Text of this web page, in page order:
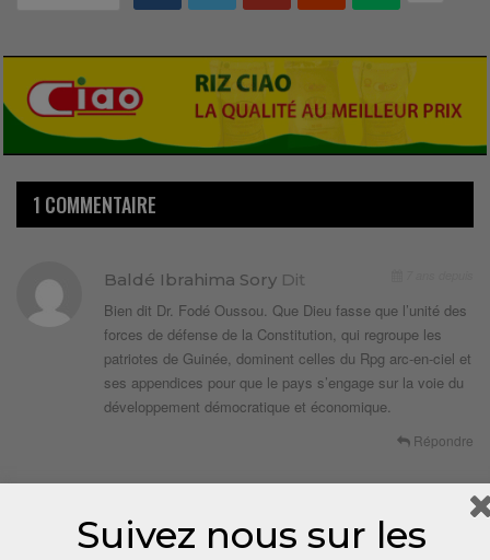
1 COMMENTAIRE
Baldé Ibrahima Sory Dit
Bien dit Dr. Fodé Oussou. Que Dieu fasse que l’unité des
forces de défense de la Constitution, qui regroupe les
patriotes de Guinée, dominent celles du Rpg arc-en-ciel et
ses appendices pour que le pays s’engage sur la voie du
développement démocratique et économique.
Répondre
LAISSER UN COMMENTAIRE
Suivez nous sur les